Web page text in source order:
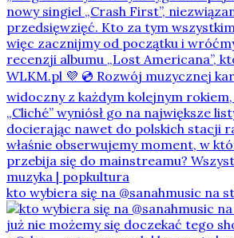
kto wybiera się na @sanahmusic na